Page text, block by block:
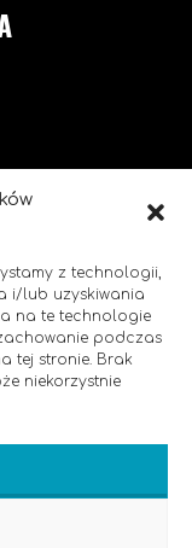
z technologii,
i/lub uzyskiwania
na te technologie
podczas
tej stronie. Brak
niekorzystnie